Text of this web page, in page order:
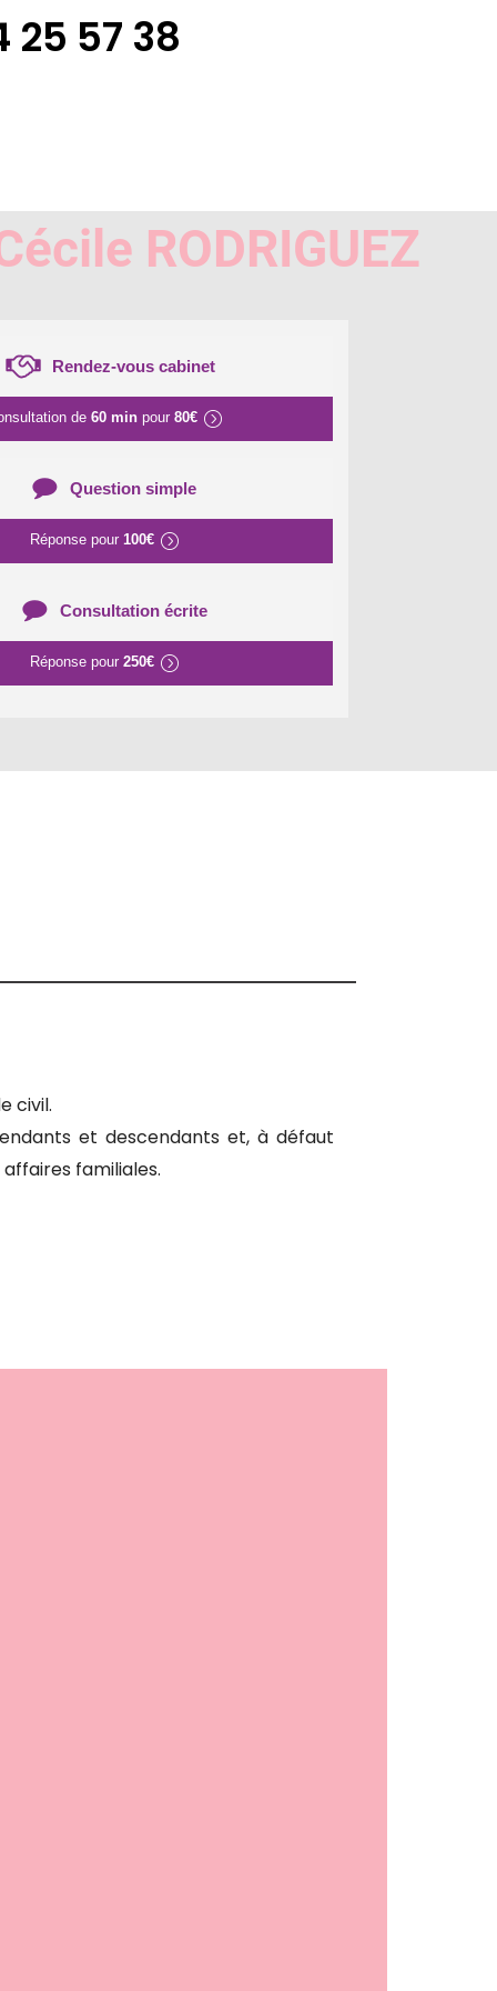
25 57 38
RODRIGUEZ
Rendez-vous cabinet
de60 min pour80€
Question simple
Réponse pour100€
Consultation écrite
Réponse pour250€
civil.
et descendants et, à défaut
familiales.